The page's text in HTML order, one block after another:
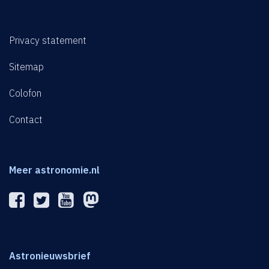
Privacy statement
Sitemap
Colofon
Contact
Meer astronomie.nl
Astronieuwsbrief